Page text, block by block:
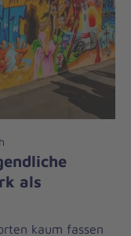
als
kaum fassen